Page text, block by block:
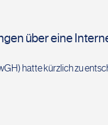
über eine
hatte kürzlich zu